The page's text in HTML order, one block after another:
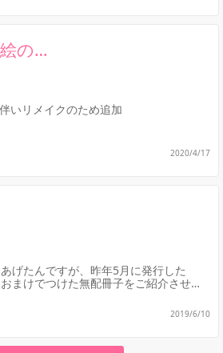
の…
いリメイクのため追加
2020/4/17
げたんですが、昨年5月に発行した
まけでつけた無配冊子をご紹介させて
んがSSをつけてくれた...
2019/6/10